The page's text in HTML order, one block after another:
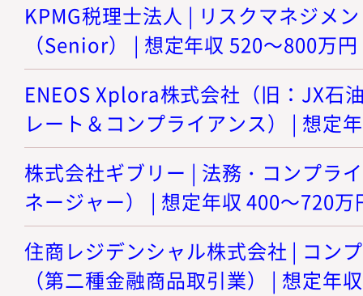
KPMG税理士法人 | リスクマネジメ
（Senior） | 想定年収 520～800万円
ENEOS Xplora株式会社（旧：JX石
レート＆コンプライアンス） | 想定
株式会社ギブリー | 法務・コンプラ
ネージャー） | 想定年収 400～720万
住商レジデンシャル株式会社 | コン
（第二種金融商品取引業） | 想定年